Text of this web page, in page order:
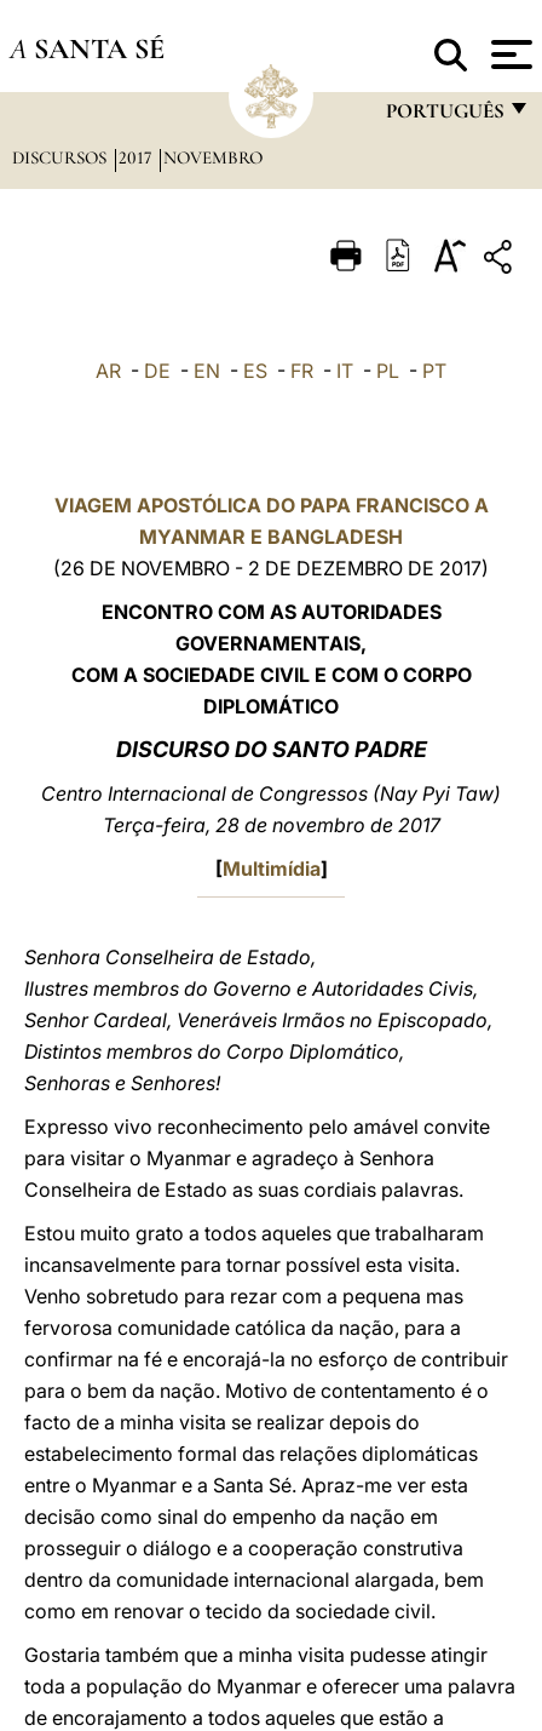
A SANTA SÉ
PORTUGUÊS
ITALIANO
中文
LATINE
DISCURSOS 2017 NOVEMBRO
AR - DE - EN - ES - FR - IT - PL - PT
VIAGEM APOSTÓLICA DO PAPA FRANCISCO A
MYANMAR E BANGLADESH
(26 DE NOVEMBRO - 2 DE DEZEMBRO DE 2017)
ENCONTRO COM AS AUTORIDADES
GOVERNAMENTAIS,
COM A SOCIEDADE CIVIL E COM O CORPO
DIPLOMÁTICO
DISCURSO DO SANTO PADRE
Centro Internacional de Congressos (Nay Pyi Taw)
Terça-feira, 28 de novembro de 2017
[Multimídia]
Senhora Conselheira de Estado,
Ilustres membros do Governo e Autoridades Civis,
Senhor Cardeal, Veneráveis Irmãos no Episcopado,
Distintos membros do Corpo Diplomático,
Senhoras e Senhores!
Expresso vivo reconhecimento pelo amável convite
para visitar o Myanmar e agradeço à Senhora
Conselheira de Estado as suas cordiais palavras.
Estou muito grato a todos aqueles que trabalharam
incansavelmente para tornar possível esta visita.
Venho sobretudo para rezar com a pequena mas
fervorosa comunidade católica da nação, para a
confirmar na fé e encorajá-la no esforço de contribuir
para o bem da nação. Motivo de contentamento é o
facto de a minha visita se realizar depois do
estabelecimento formal das relações diplomáticas
entre o Myanmar e a Santa Sé. Apraz-me ver esta
decisão como sinal do empenho da nação em
prosseguir o diálogo e a cooperação construtiva
dentro da comunidade internacional alargada, bem
como em renovar o tecido da sociedade civil.
Gostaria também que a minha visita pudesse atingir
toda a população do Myanmar e oferecer uma palavra
de encorajamento a todos aqueles que estão a